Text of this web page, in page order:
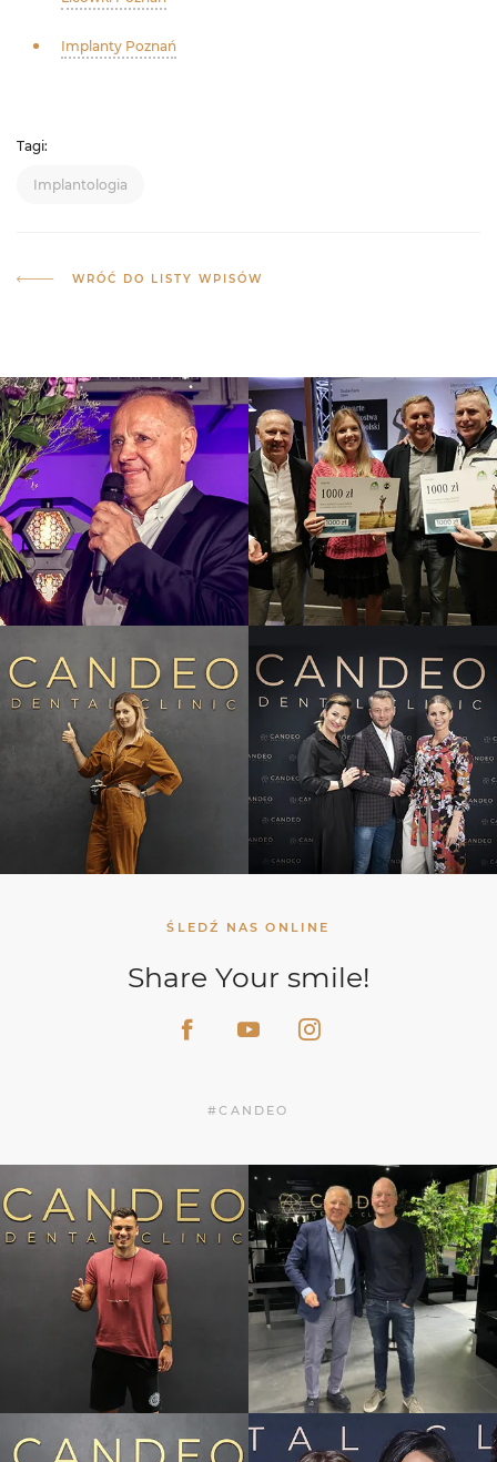
Implanty Poznań
Tagi:
Implantologia
WRÓĆ DO LISTY WPISÓW
ŚLEDŹ NAS ONLINE
Share Your smile!
#CANDEO